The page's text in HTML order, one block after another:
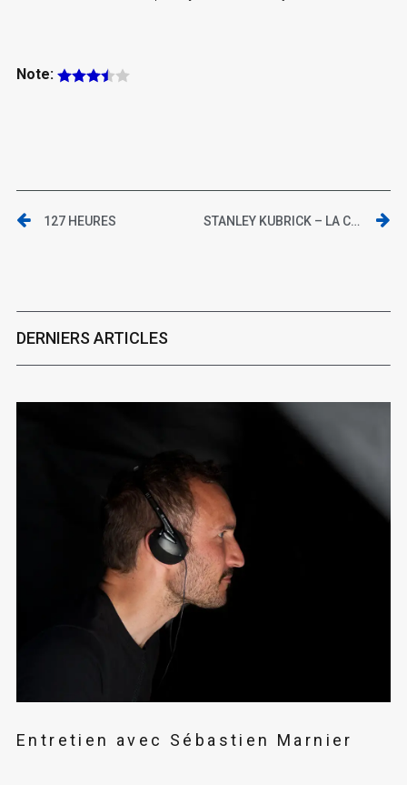
Note:
127 HEURES STANLEY KUBRICK – LA CINÉMATHÈQUE FRANÇAISE
DERNIERS ARTICLES
Entretien avec Sébastien Marnier